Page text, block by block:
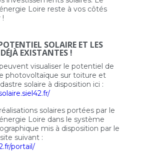
Loire reste à vos côtés
SOLAIRE ET LES
EXISTANTES !
visualiser le potentiel de
photovoltaïque sur toiture et
solaire à disposition ici :
solaires portées par le
Loire dans le système
mis à disposition par le
suivant :
portail/